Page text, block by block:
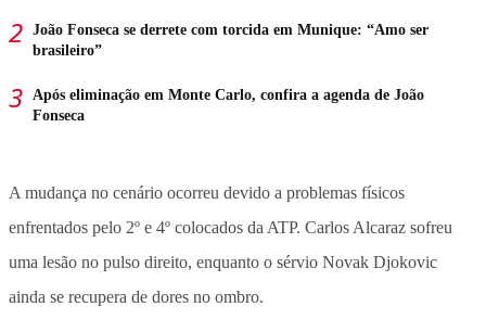
João Fonseca se derrete com torcida em Munique: “Amo ser
brasileiro”
Após eliminação em Monte Carlo, confira a agenda de João
Fonseca
A mudança no cenário ocorreu devido a problemas físicos
enfrentados pelo 2º e 4º colocados da ATP. Carlos Alcaraz sofreu
uma lesão no pulso direito, enquanto o sérvio Novak Djokovic
ainda se recupera de dores no ombro.